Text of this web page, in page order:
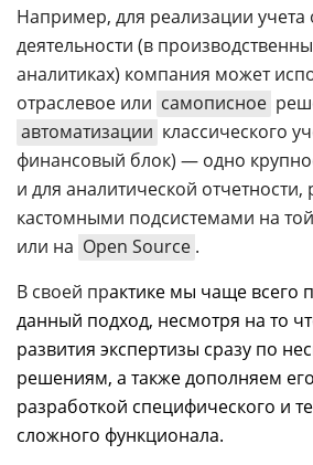
Например, для реализации учета
деятельности (в
аналитиках) компания может
отраслевое или самописное
автоматизации классического
финансовый блок) — одно
и для аналитической отчетности,
кастомными подсистемами на
или на Open Source .
В своей практике мы чаще всего
данный подход, несмотря на то
развития экспертизы сразу по
решениям, а также дополняем
разработкой специфического и
сложного функционала.